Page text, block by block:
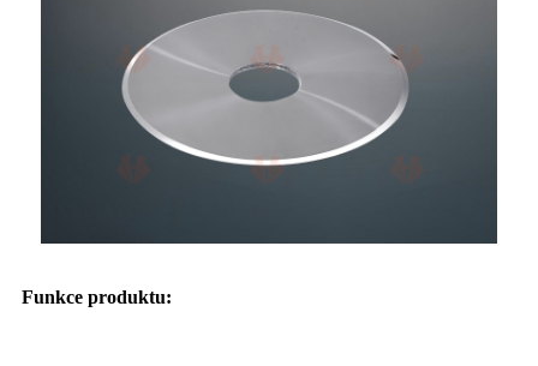
Funkce produktu: